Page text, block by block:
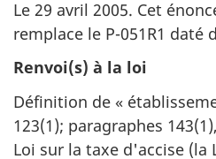
Le 29 avril 2005. Cet
remplace le P-051R1 daté
Renvoi(s) à la loi
Définition de «
123(1); paragraphes
Loi sur la taxe d'accise (la